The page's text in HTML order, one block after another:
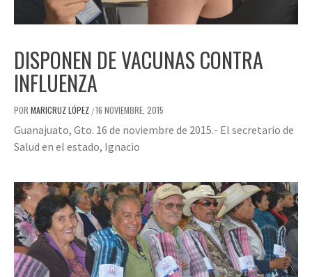
DISPONEN DE VACUNAS CONTRA
INFLUENZA
POR MARICRUZ LÓPEZ /16 NOVIEMBRE, 2015
Guanajuato, Gto. 16 de noviembre de 2015.- El secretario de
Salud en el estado, Ignacio